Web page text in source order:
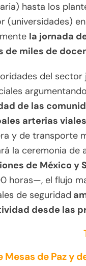
hasta los
(universidades)
la jornada
de miles de
del
argumentando
de las
arterias
y de transporte
la ceremonia de
de México y
horas—, el flujo
de seguridad
desde las
Mesas de Paz y